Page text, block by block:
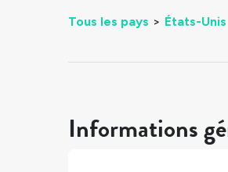
Tous les pays > États-Unis
Informations